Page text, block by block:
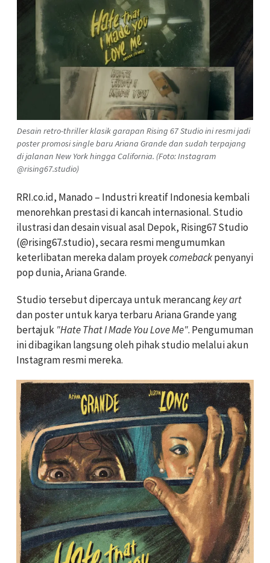
Desain retro-thriller klasik garapan Rising 67 Studio ini resmi jadi
poster promosi single baru Ariana Grande dan sudah terpajang
di jalanan New York hingga California. (Foto: Instagram
@rising67.studio)
RRI.co.id, Manado – Industri kreatif Indonesia kembali
menorehkan prestasi di kancah internasional. Studio
ilustrasi dan desain visual asal Depok, Rising67 Studio
(@rising67.studio), secara resmi mengumumkan
keterlibatan mereka dalam proyekcomebackpenyanyi
pop dunia, Ariana Grande.
Studio tersebut dipercaya untuk merancangkey art
dan poster untuk karya terbaru Ariana Grande yang
bertajuk "Hate That I Made You Love Me". Pengumuman
ini dibagikan langsung oleh pihak studio melalui akun
Instagram resmi mereka.